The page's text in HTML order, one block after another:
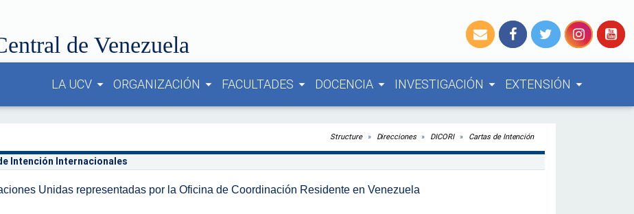
de Venezuela
LA UCV arrow_drop_down ORGANIZACIÓN arrow_drop_down FACULTADES arrow_drop_down DOCENCIA arrow_drop_down INVESTIGACIÓN arrow_drop_down EXTENSIÓN arrow_drop_down
Structure Direcciones DICORI Cartas de Intención
Intención Internacionales
Unidas representadas por la Oficina de Coordinación Residente en Venezuela